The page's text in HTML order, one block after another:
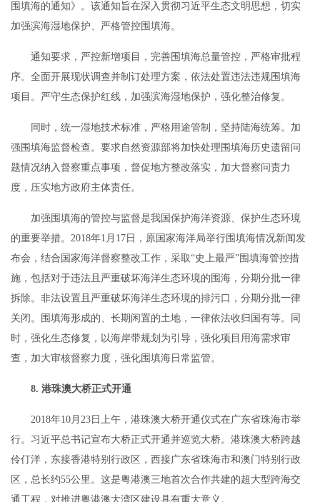
围填海的通知》。该通知旨在深入贯彻习近平生态文明思想，切实
加强滨海湿地保护、严格管控围填海。
通知要求，严控新增项目，完善围填海总量管控，严格审批程
序。全面开展现状调查并制订处理方案，依法处置违法违规围填海
项目。严守生态保护红线，加强滨海湿地保护，强化整治修复。
同时，统一湿地技术标准，严格用途管制，坚持陆海统筹。加
强围填海监督检查。要求自然资源部将加快处理围填海历史遗留问
题情况纳入督察重点事项，督促地方整改落实，加大督察问责力
度，压实地方政府主体责任。
加强围填海的管控与监督是我国保护海洋资源、保护生态环境
的重要举措。2018年1月17日，原国家海洋局举行围填海情况新闻发
布会，结合国家海洋督察整改工作，采取“史上最严”围填海管控措
施，包括对于违法且严重破坏海洋生态环境的围海，分期分批一律
拆除。非法设置且严重破坏海洋生态环境的排污口，分期分批一律
关闭。围填海形成的、长期闲置的土地，一律依法收归国有等。同
时，强化生态修复，以海岸带规划为引导，强化项目用海需求审
查，加大审核督察力度，强化围填海日常监管。
8. 港珠澳大桥正式开通
2018年10月23日上午，港珠澳大桥开通仪式在广东省珠海市举
行。习近平总书记宣布大桥正式开通并巡览大桥。港珠澳大桥跨越
伶仃洋，东接香港特别行政区，西接广东省珠海市和澳门特别行政
区，总长约55公里。这是粤港澳三地首次合作共建的超大型跨海交
通工程，对推进粤港澳大湾区建设具有重大意义。